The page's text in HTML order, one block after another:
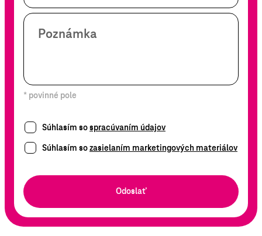
Poznámka
* povinné pole
Súhlasím sospracúvaním údajov
Súhlasím sozasielaním marketingových materiálov
Odoslať